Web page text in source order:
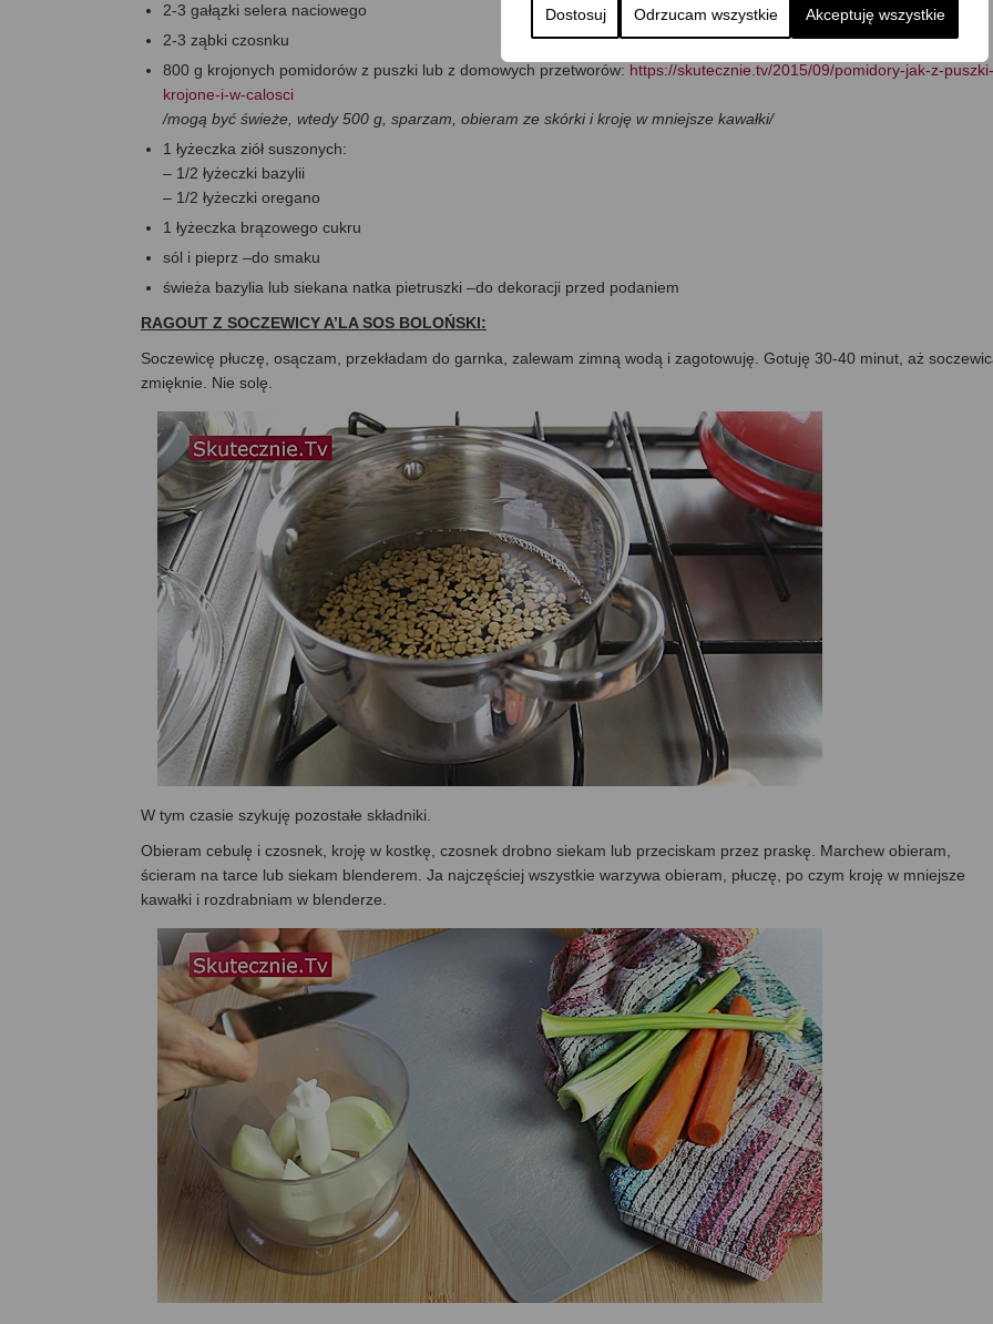
Dostosuj Odrzucam wszystkie Akceptuję wszystkie
2-3 gałązki selera naciowego
2-3 ząbki czosnku
800 g krojonych pomidorów z puszki lub z domowych przetworów: https://skutecznie.tv/2015/09/pomidory-jak-z-puszki-
krojone-i-w-calosci
/mogą być świeże, wtedy 500 g, sparzam, obieram ze skórki i kroję w mniejsze kawałki/
1 łyżeczka ziół suszonych:
– 1/2 łyżeczki bazylii
– 1/2 łyżeczki oregano
1 łyżeczka brązowego cukru
sól i pieprz –do smaku
świeża bazylia lub siekana natka pietruszki –do dekoracji przed podaniem
RAGOUT Z SOCZEWICY A’LA SOS BOLOŃSKI:
Soczewicę płuczę, osączam, przekładam do garnka, zalewam zimną wodą i zagotowuję. Gotuję 30-40 minut, aż
zmięknie. Nie solę.
W tym czasie szykuję pozostałe składniki.
Obieram cebulę i czosnek, kroję w kostkę, czosnek drobno siekam lub przeciskam przez praskę. Marchew obieram,
ścieram na tarce lub siekam blenderem. Ja najczęściej wszystkie warzywa obieram, płuczę, po czym kroję w mniejsze
kawałki i rozdrabniam w blenderze.